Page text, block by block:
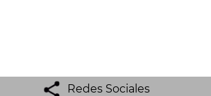
Redes Sociales